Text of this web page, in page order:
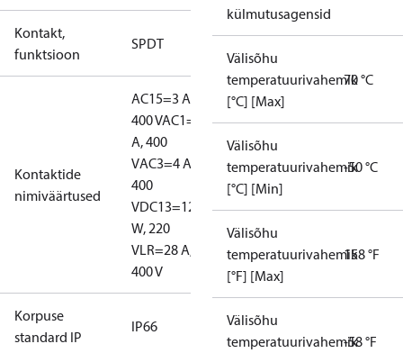
Kontakt,
funktsioon
SPDT
Kontaktide
nimiväärtused
AC15=3 A,
400 VAC1=10
A, 400
VAC3=4 A,
400
VDC13=12
W, 220
VLR=28 A,
400 V
Korpuse
standard IP
IP66
külmutusagensid
Välisõhu
temperatuurivahemik
[°C] [Max]
70 °C
Välisõhu
temperatuurivahemik
[°C] [Min]
-50 °C
Välisõhu
temperatuurivahemik
[°F] [Max]
158 °F
Välisõhu
temperatuurivahemik-58 °F